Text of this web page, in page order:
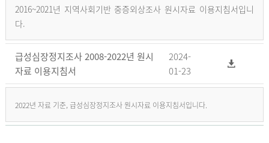
2016~2021년 지역사회기반 중증외상조사 원시자료 이용지침서입니
다.
급성심장정지조사 2008-2022년 원시
자료 이용지침서
2024-
01-23
2022년 자료 기준, 급성심장정지조사 원시자료 이용지침서입니다.